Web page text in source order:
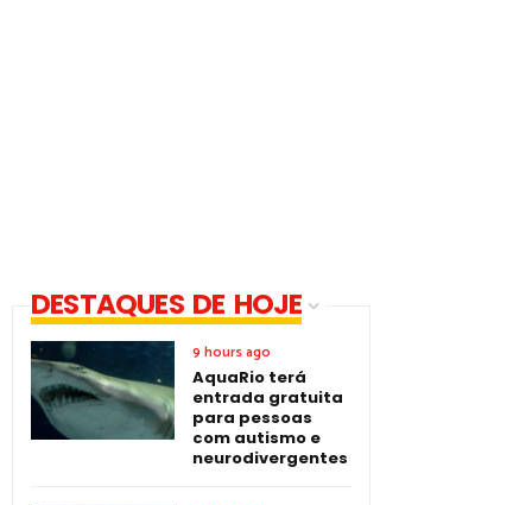
DESTAQUES DE HOJE
9 hours ago
AquaRio terá
entrada gratuita
para pessoas
com autismo e
neurodivergentes